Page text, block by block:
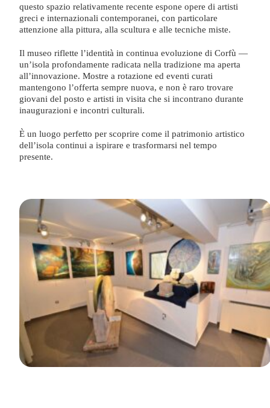
questo spazio relativamente recente espone opere di artisti
greci e internazionali contemporanei, con particolare
attenzione alla pittura, alla scultura e alle tecniche miste.
Il museo riflette l’identità in continua evoluzione di Corfù —
un’isola profondamente radicata nella tradizione ma aperta
all’innovazione. Mostre a rotazione ed eventi curati
mantengono l’offerta sempre nuova, e non è raro trovare
giovani del posto e artisti in visita che si incontrano durante
inaugurazioni e incontri culturali.
È un luogo perfetto per scoprire come il patrimonio artistico
dell’isola continui a ispirare e trasformarsi nel tempo
presente.